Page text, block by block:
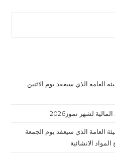
العامة الذي سيعقد يوم الاثنين
لشهر تموز2026
العامة الذي سيعقد يوم الجمعة